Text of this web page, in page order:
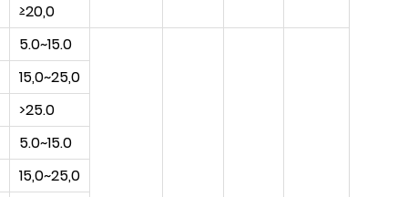
≥20,0
5.0~15.0
15,0~25,0
>25.0
5.0~15.0
15,0~25,0